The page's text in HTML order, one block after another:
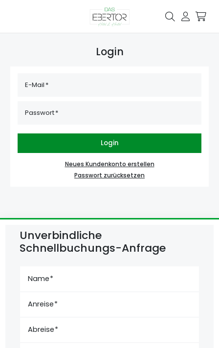
Login
E-Mail
Passwort
Login
Neues Kundenkonto erstellen
Passwort zurücksetzen
Unverbindliche
Schnellbuchungs-Anfrage
Name
Anreise
Abreise